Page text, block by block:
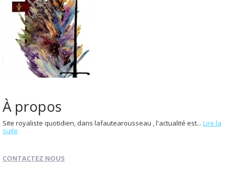
À propos
Site royaliste quotidien, dans lafautearousseau , l'actualité est... Lire la
suite
CONTACTEZ NOUS